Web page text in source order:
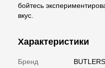
бойтесь
вкус.
Характеристики
Бренд
BUTLERS